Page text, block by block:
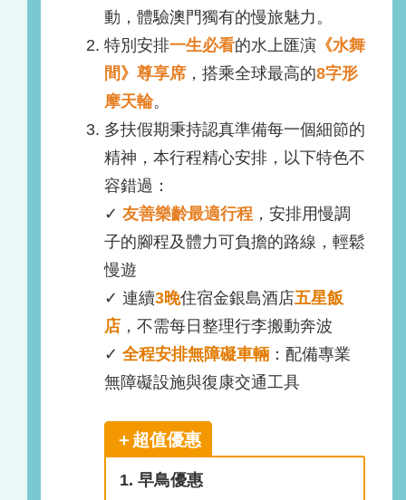
動，體驗澳門獨有的慢旅魅力。
特別安排一生必看的水上匯演 《水舞
間》尊享席 ，搭乘全球最高的8字形
摩天輪。
多扶假期秉持認真準備每一個細節的
精神，本行程精心安排，以下特色不
容錯過：
✓ 友善樂齡最適行程 ，安排用慢調
子的腳程及體力可負擔的路線，輕鬆
慢遊
✓ 連續3晚住宿金銀島酒店五星飯
店 ，不需每日整理行李搬動奔波
✓ 全程安排無障礙車輛 ：配備專業
無障礙設施與復康交通工具
＋超值優惠
1. 早鳥優惠